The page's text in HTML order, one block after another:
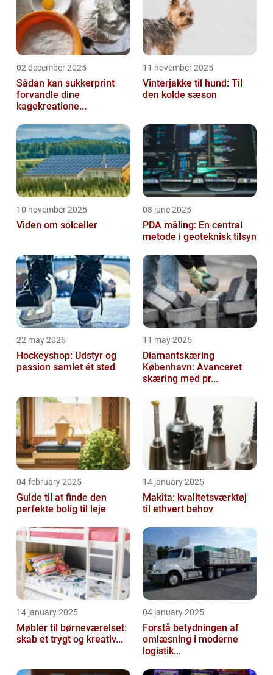
02 december 2025
Sådan kan sukkerprint
forvandle dine
kagekreatione...
11 november 2025
Vinterjakke til hund: Til
den kolde sæson
10 november 2025
Viden om solceller
08 june 2025
PDA måling: En central
metode i geoteknisk tilsyn
22 may 2025
Hockeyshop: Udstyr og
passion samlet ét sted
11 may 2025
Diamantskæring
København: Avanceret
skæring med pr...
04 february 2025
Guide til at finde den
perfekte bolig til leje
14 january 2025
Makita: kvalitetsværktøj
til ethvert behov
14 january 2025
Møbler til børneværelset:
skab et trygt og kreativ...
04 january 2025
Forstå betydningen af
omlæsning i moderne
logistik...